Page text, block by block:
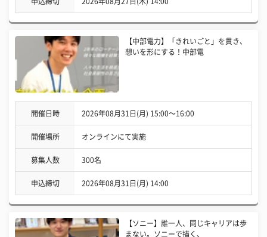
【中部電力】「きれいごと」を貫き、
想いを形にする！中部電
開催日時 2026年08月31日(月) 15:00〜16:00
開催場所 オンラインにて実施
募集人数 300名
申込締切 2026年08月31日(月) 14:00
【ソニー】誰一人、同じキャリアは歩
まない。ソニーで描く、